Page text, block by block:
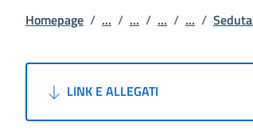
Homepage / ... / ... / ... / ... /
LINK E ALLEGATI